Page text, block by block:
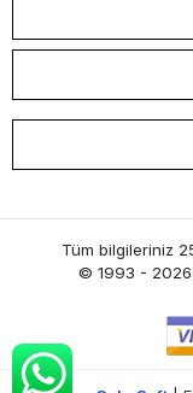
Tüm bilgileriniz
© 1993 - 2026